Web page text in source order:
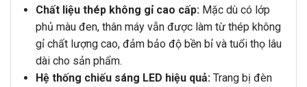
Chất liệu thép không gỉ cao cấp:Mặc dù có lớp
phủ màu đen, thân máy vẫn được làm từ thép không
gỉ chất lượng cao, đảm bảo độ bền bỉ và tuổi thọ lâu
dài cho sản phẩm.
Hệ thống chiếu sáng LED hiệu quả:Trang bị đèn